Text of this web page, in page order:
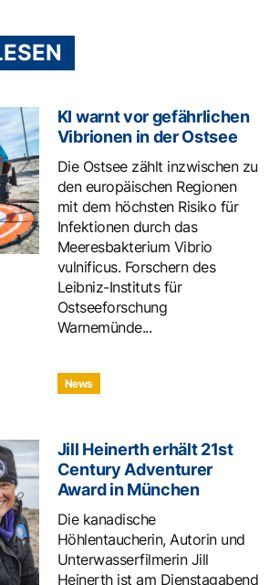
KI warnt vor gefährlichen
Vibrionen in der Ostsee
Die Ostsee zählt inzwischen zu
den europäischen Regionen
mit dem höchsten Risiko für
Infektionen durch das
Meeresbakterium Vibrio
vulnificus. Forschern des
Leibniz-Instituts für
Ostseeforschung
Warnemünde...
News
Jill Heinerth erhält 21st
Century Adventurer
Award in München
Die kanadische
Höhlentaucherin, Autorin und
Unterwasserfilmerin Jill
Heinerth ist am Dienstagabend